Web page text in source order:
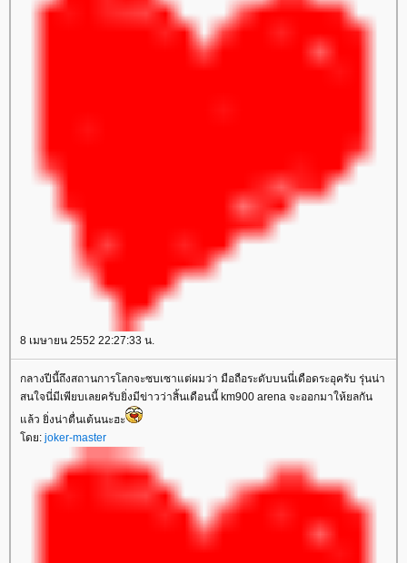
8 เมษายน 2552 22:27:33 น.
กลางปีนี้ถึงสถานการโลกจะซบเซาแต่ผมว่า มือถือระดับบนนี่เดือดระอุครับ รุ่นน่า
สนใจนี่มีเพียบเลยครับยิ่งมีข่าวว่าสิ้นเดือนนี้ km900 arena จะออกมาให้ยลกัน
ล้ว ยิ่งน่าตื่นเต้นนะฮะ
ดย: joker-master